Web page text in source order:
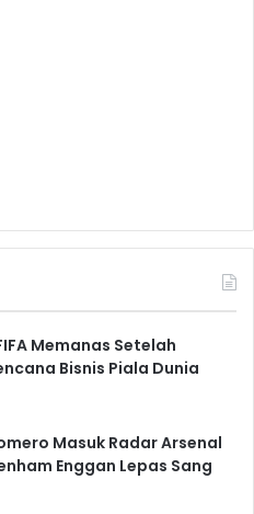
Memanas Setelah
Bisnis Piala Dunia
Masuk Radar Arsenal
Enggan Lepas Sang